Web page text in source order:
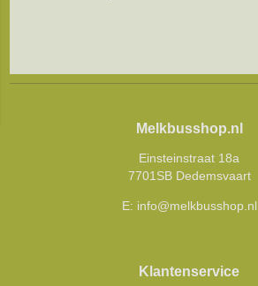
Melkbusshop.nl
Einsteinstraat 18a
7701SB Dedemsvaart
E: info@melkbusshop.nl
Klantenservice